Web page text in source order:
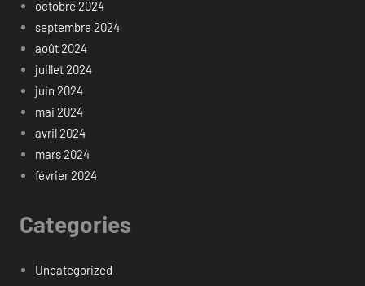
octobre 2024
septembre 2024
août 2024
juillet 2024
juin 2024
mai 2024
avril 2024
mars 2024
février 2024
Categories
Uncategorized